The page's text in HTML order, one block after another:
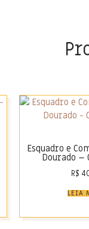
Esquadro e
Dourado –
R$
LEIA